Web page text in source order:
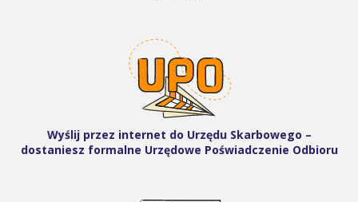
Wyślij przez internet do Urzędu Skarbowego –
dostaniesz formalne Urzędowe Poświadczenie Odbioru